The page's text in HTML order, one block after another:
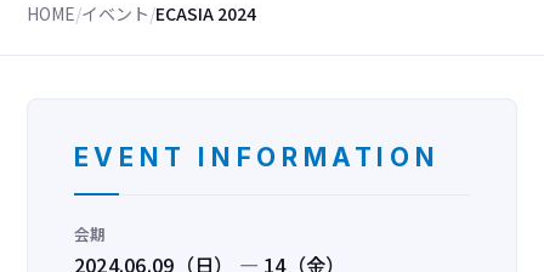
HOME/イベント/ECASIA 2024
EVENT INFORMATION
会期
2024.06.09（日） — 14（金）